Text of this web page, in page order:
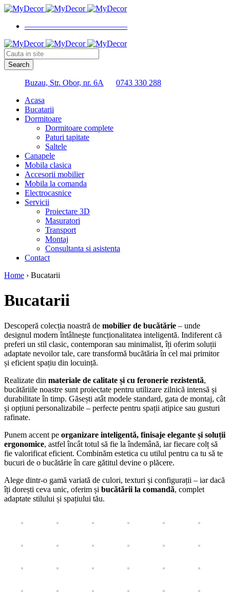
————————————–
Buzau, Str. Obor, nr. 6A
0743 330 288
Acasa
Bucatarii
Dormitoare
Dormitoare complete
Paturi tapitate
Saltele
Canapele
Mobila clasica
Accesorii mobilier
Mobila la comanda
Electrocasnice
Servicii
Proiectare 3D
Masuratori
Transport
Montaj
Consultanta si asistenta
Contact
Home › Bucatarii
Bucatarii
Descoperă colecția noastră de mobilier de bucătărie – unde
designul modern întâlnește funcționalitatea inteligentă. Indiferent că
preferi un stil clasic, contemporan sau minimalist, îți oferim soluții
adaptate nevoilor tale, care transformă bucătăria în cel mai primitor
și eficient spațiu din locuință.
Realizate din materiale de calitate și cu feronerie rezistentă,
bucătăriile noastre sunt proiectate pentru utilizare zilnică intensă și
durabilitate în timp. Găsești atât modele standard, gata de montaj, cât
și opțiuni personalizabile – perfecte pentru spații atipice sau gusturi
rafinate.
Punem accent pe organizare inteligentă, finisaje elegante și soluții
ergonomice, astfel încât totul să fie la îndemână, iar fiecare colț să
fie valorificat eficient. Combinăm estetica cu utilul pentru ca tu să te
bucuri de o bucătărie în care gătitul devine o plăcere.
Alege dintr-o gamă variată de culori, texturi și configurații – iar dacă
îți dorești ceva unic, oferim și bucătării la comandă, complet
adaptate stilului și spațiului tău.